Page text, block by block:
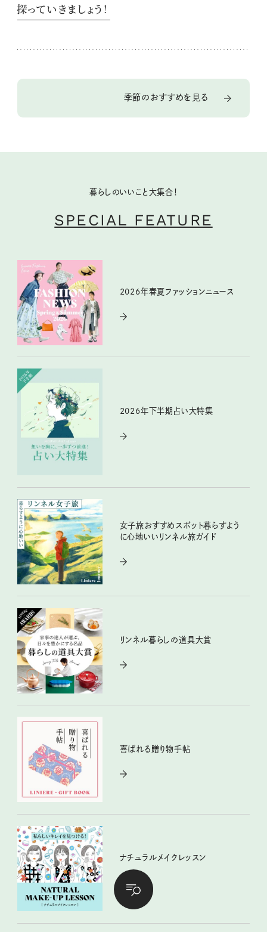
探っていきましょう！
季節のおすすめを見る
暮らしのいいこと大集合！
SPECIAL FEATURE
2026年春夏ファッションニュース
2026年下半期占い大特集
女子旅おすすめスポット暮らすよう
に心地いいリンネル旅ガイド
リンネル暮らしの道具大賞
喜ばれる贈り物手帖
ナチュラルメイクレッスン